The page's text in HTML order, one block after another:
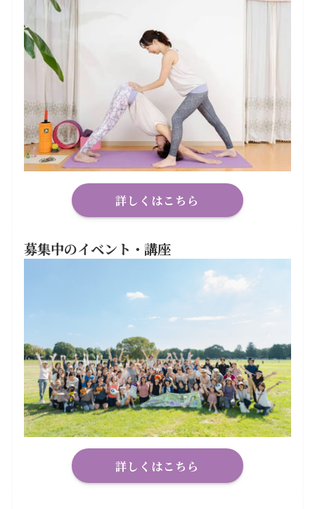
詳しくはこちら
募集中のイベント・講座
詳しくはこちら